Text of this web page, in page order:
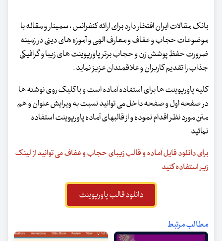
بانک مقالات ایران افتخار دارد برای ارائه کنفرانس ، سمینار و مقاله با
موضوعات حجاب و عفاف و معارف الهی و آموزه های دینی در زمینه
ضرورت حفظ پوشش زن و حجاب برتر پاورپوینت های زیبا و گرافیکی
جذاب را تقدیم کاربران و علاقمندان عزیز نماید .
کلیه پاورپوینت ها برای استفاده آماده است و با کلیک روی نوشته ها
در صفحه اول و صفحه داخل می توانید نسبت به ویرایش عنوان و هم
متن مورد نظر اقدام نموده و از قالبهای آماده پاورپوینت استفاده
نمائید
برای دانلود فایل آماده و قالب زیبای حجاب و عفاف می توانید از لینک
زیر استفاده کنید
دانلود قالب پاورپوینت
مطالب مرتبط